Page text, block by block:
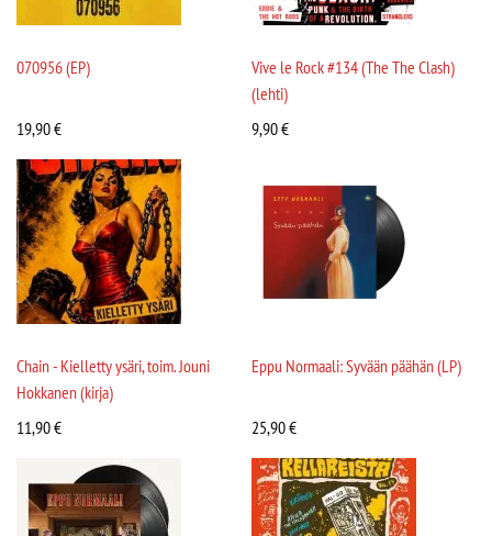
070956 (EP)
19,90€
Vive le Rock #134 (The The Clash)
(lehti)
9,90€
Chain - Kielletty ysäri, toim. Jouni
Hokkanen (kirja)
11,90€
Eppu Normaali: Syvään päähän (LP)
25,90€